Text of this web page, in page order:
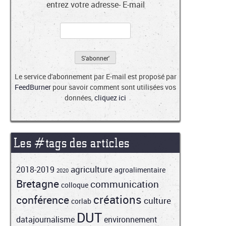
entrez votre adresse- E-mail
Le service d'abonnement par E-mail est proposé par
FeedBurner pour savoir comment sont utilisées vos
données,cliquez ici
Les #tags des articles
2018-2019 2020 agriculture agroalimentaire
Bretagne colloque communication
conférence corlab créations culture
datajournalisme DUTenvironnement